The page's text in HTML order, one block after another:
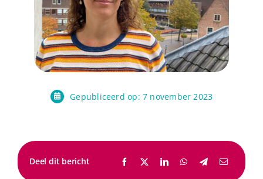
Gepubliceerd op: 7 november 2023
Deel dit bericht